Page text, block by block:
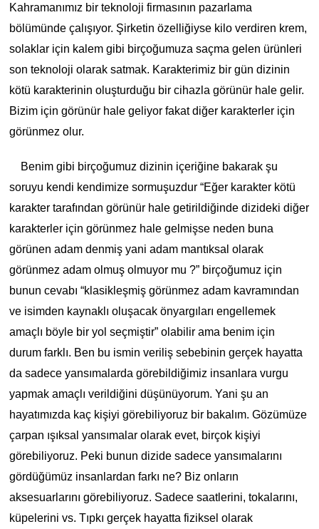
Kahramanımız bir teknoloji firmasının pazarlama
bölümünde çalışıyor. Şirketin özelliğiyse kilo verdiren krem,
solaklar için kalem gibi birçoğumuza saçma gelen ürünleri
son teknoloji olarak satmak. Karakterimiz bir gün dizinin
kötü karakterinin oluşturduğu bir cihazla görünür hale gelir.
Bizim için görünür hale geliyor fakat diğer karakterler için
görünmez olur.
Benim gibi birçoğumuz dizinin içeriğine bakarak şu
soruyu kendi kendimize sormuşuzdur “Eğer karakter kötü
karakter tarafından görünür hale getirildiğinde dizideki diğer
karakterler için görünmez hale gelmişse neden buna
görünen adam denmiş yani adam mantıksal olarak
görünmez adam olmuş olmuyor mu ?” birçoğumuz için
bunun cevabı “klasikleşmiş görünmez adam kavramından
ve isimden kaynaklı oluşacak önyargıları engellemek
amaçlı böyle bir yol seçmiştir” olabilir ama benim için
durum farklı. Ben bu ismin veriliş sebebinin gerçek hayatta
da sadece yansımalarda görebildiğimiz insanlara vurgu
yapmak amaçlı verildiğini düşünüyorum. Yani şu an
hayatımızda kaç kişiyi görebiliyoruz bir bakalım. Gözümüze
çarpan ışıksal yansımalar olarak evet, birçok kişiyi
görebiliyoruz. Peki bunun dizide sadece yansımalarını
gördüğümüz insanlardan farkı ne? Biz onların
aksesuarlarını görebiliyoruz. Sadece saatlerini, tokalarını,
küpelerini vs. Tıpkı gerçek hayatta fiziksel olarak